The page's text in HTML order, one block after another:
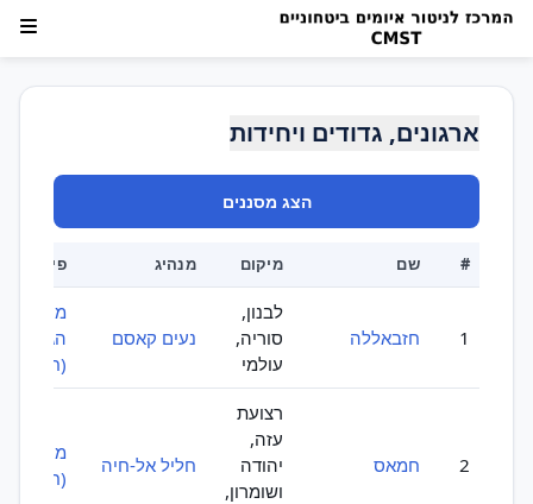
ארגונים, גדודים ויחידות
הצג מסננים
# שם מיקום מנהיג פיקוד
1 חזבאללה
לבנון,
סוריה,
עולמי
נעים קאסם
מועצת
הג'יהאד
2 חמאס
רצועת
עזה,
יהודה
ושומרון,
חליל אל-חיה
מועצת
(חמאס)